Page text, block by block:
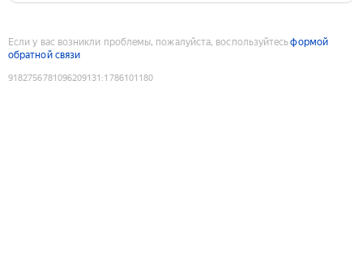
Если у вас возникли проблемы, пожалуйста, воспользуйтесьформой
обратной связи
9182756781096209131 :1786101180